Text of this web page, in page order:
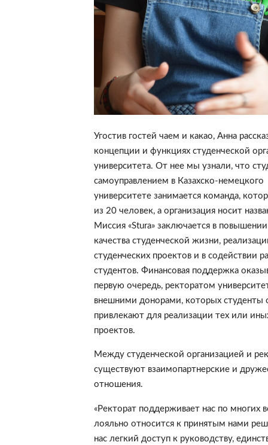
Угостив гостей чаем и какао, Анна
концепции и функциях студенческой
университета. От нее мы узнали, что
самоуправлением в Казахско-немецкого
университете занимается команда,
из 20 человек, а организация носит
Миссия «Stura» заключается в
качества студенческой жизни,
студенческих проектов и в содействии
студентов. Финансовая поддержка
первую очередь, ректоратом
внешними донорами, которых студенты
привлекают для реализации тех или
проектов.
Между студенческой организацией и
существуют взаимопартнерские и
отношения.
«Ректорат поддерживает нас по многих
лояльно относится к принятым нами
нас легкий доступ к руководству,